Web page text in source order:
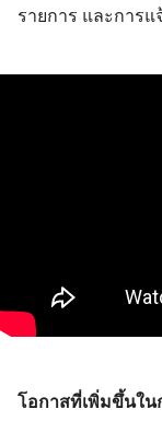
รายการ และการ
โอกาสที่เพิ่มขึ้นใน